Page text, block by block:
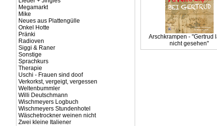
Megamarkt
Mike
Neues aus Plattengülle
Onkel Hotte
Pränki
Radioven
Siggi & Raner
Sonstige
Sprachkurs
Therapie
Uschi - Frauen sind doof
Verkorkst, vergeigt, vergessen
Weltenbummler
Willi Deutschmann
Wischmeyers Logbuch
Wischmeyers Stundenhotel
Wäschetrockner weinen nicht
Zwei kleine Italiener
Arschkrampen - "Gertrud
nicht gesehen"